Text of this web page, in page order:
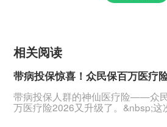
相关阅读
带病投保人群的神仙医疗险——众
万医疗险2026又升级了。&nbsp;这